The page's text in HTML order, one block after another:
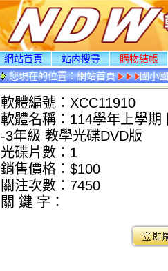
網站首頁 站内搜尋
購物結帳
您現在的位置：網站首頁 國小
軟體編號：XCC11910
軟體名稱：114學年上學
-3年級 教學光碟DVD版
光碟片數：1
銷售價格：$100
關注次數： 7450
關 鍵 字：